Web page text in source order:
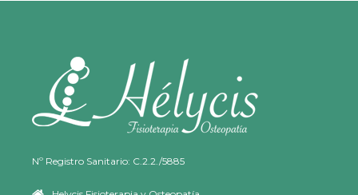
Nº Registro Sanitario: C.2.2./5885